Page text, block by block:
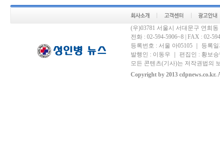
(우)03781 서울시 서대문구 연희
전화 : 02-594-5906~8 | FAX : 02-
등록번호 : 서울 아05105 ｜ 등록
발행인 : 이동우 ｜ 편집인 : 황보
모든 콘텐츠(기사)는 저작권법의
Copyright by 2013 cdpnews.co.kr.